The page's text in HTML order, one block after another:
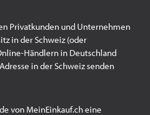
Privatkunden und Unternehmen
in der Schweiz (oder
Händlern in Deutschland
in der Schweiz senden
von MeinEinkauf.ch eine